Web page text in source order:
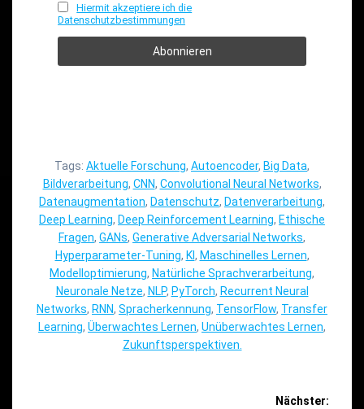
Hiermit akzeptiere ich die
Datenschutzbestimmungen
Tags: Aktuelle Forschung, Autoencoder, Big Data,
Bildverarbeitung, CNN, Convolutional Neural Networks,
Datenaugmentation, Datenschutz, Datenverarbeitung,
Deep Learning, Deep Reinforcement Learning, Ethische
Fragen, GANs, Generative Adversarial Networks,
Hyperparameter-Tuning, KI, Maschinelles Lernen,
Modelloptimierung, Natürliche Sprachverarbeitung,
Neuronale Netze, NLP, PyTorch, Recurrent Neural
Networks, RNN, Spracherkennung, TensorFlow, Transfer
Learning, Überwachtes Lernen, Unüberwachtes Lernen,
Zukunftsperspektiven.
Nächster: